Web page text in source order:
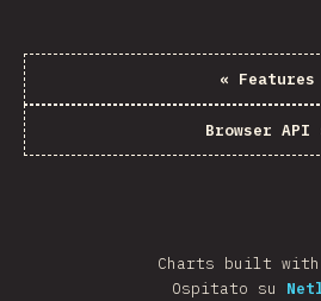
« Features
Browser API
Charts built with
Ospitato su